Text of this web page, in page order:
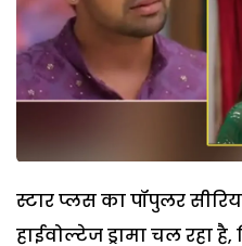
स्टार प्लस का पॉपुलर
हाईवोल्टेज ड्रामा चल रहा